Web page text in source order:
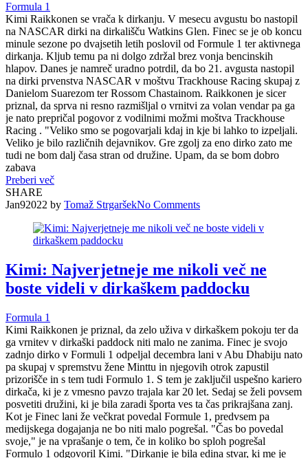
Formula 1
Kimi Raikkonen se vrača k dirkanju. V mesecu avgustu bo nastopil
na NASCAR dirki na dirkališču Watkins Glen. Finec se je ob koncu
minule sezone po dvajsetih letih poslovil od Formule 1 ter aktivnega
dirkanja. Kljub temu pa ni dolgo zdržal brez vonja bencinskih
hlapov. Danes je namreč uradno potrdil, da bo 21. avgusta nastopil
na dirki prvenstva NASCAR v moštvu Trackhouse Racing skupaj z
Danielom Suarezom ter Rossom Chastainom. Raikkonen je sicer
priznal, da sprva ni resno razmišljal o vrnitvi za volan vendar pa ga
je nato prepričal pogovor z vodilnimi možmi moštva Trackhouse
Racing . "Veliko smo se pogovarjali kdaj in kje bi lahko to izpeljali.
Veliko je bilo različnih dejavnikov. Gre zgolj za eno dirko zato me
tudi ne bom dalj časa stran od družine. Upam, da se bom dobro
zabava
Preberi več
SHARE
Jan92022 by Tomaž StrgaršekNo Comments
Kimi: Najverjetneje me nikoli več ne
boste videli v dirkaškem paddocku
Formula 1
Kimi Raikkonen je priznal, da zelo uživa v dirkaškem pokoju ter da
ga vrnitev v dirkaški paddock niti malo ne zanima. Finec je svojo
zadnjo dirko v Formuli 1 odpeljal decembra lani v Abu Dhabiju nato
pa skupaj v spremstvu žene Minttu in njegovih otrok zapustil
prizorišče in s tem tudi Formulo 1. S tem je zaključil uspešno kariero
dirkača, ki je z vmesno pavzo trajala kar 20 let. Sedaj se želi povsem
posvetiti družini, ki je bila zaradi športa ves ta čas prikrajšana zanj.
Kot je Finec lani že večkrat povedal Formule 1, predvsem pa
medijskega dogajanja ne bo niti malo pogrešal. "Čas bo povedal
svoje," je na vprašanje o tem, če in koliko bo sploh pogrešal
Formulo 1 odgovoril Kimi. "Dirkanje je bila edina stvar, ki me je